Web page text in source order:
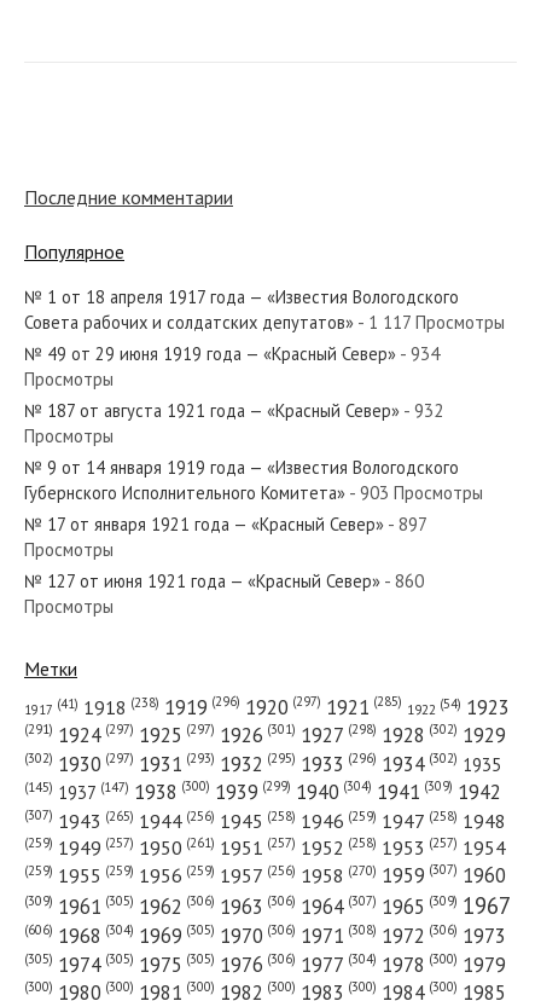
№ 293 от декабря 1942 года — «Красный Север»
№ 23 от февраля 1958 года — «Красный Север»
№ 304 от декабря 1972 года — «Красный Север»
№ 231 от октября 1928 года — «Красный Север»
№ 192 от сентября 1952 года — «Красный Север»
№ 246 от октября 1987 года — «Красный Север»
Последние комментарии
Популярное
№ 1 от 18 апреля 1917 года — «Известия Вологодского
Совета рабочих и солдатских депутатов» - 1 117 Просмотры
№ 49 от 29 июня 1919 года — «Красный Север» - 934
Просмотры
№ 187 от августа 1921 года — «Красный Север» - 932
Просмотры
№ 9 от 14 января 1919 года — «Известия Вологодского
Губернского Исполнительного Комитета» - 903 Просмотры
№ 17 от января 1921 года — «Красный Север» - 897
Просмотры
№ 127 от июня 1921 года — «Красный Север» - 860
Просмотры
Метки
1917 (41) 1918 (238) 1919 (296) 1920 (297) 1921 (285) 1922 (54) 1923
(291) 1924 (297) 1925 (297) 1926 (301) 1927 (298) 1928 (302) 1929
(302) 1930 (297) 1931 (293) 1932 (295) 1933 (296) 1934 (302) 1935
(145) 1937 (147) 1938 (300) 1939 (299) 1940 (304) 1941 (309) 1942
(307) 1943 (265) 1944 (256) 1945 (258) 1946 (259) 1947 (258) 1948
(259) 1949 (257) 1950 (261) 1951 (257) 1952 (258) 1953 (257) 1954
(259) 1955 (259) 1956 (259) 1957 (256) 1958 (270) 1959 (307) 1960
(309) 1961 (305) 1962 (306) 1963 (306) 1964 (307) 1965 (309) 1967
(606) 1968 (304) 1969 (305) 1970 (306) 1971 (308) 1972 (306) 1973
(305) 1974 (305) 1975 (305) 1976 (306) 1977 (304) 1978 (300) 1979
(300) 1980 (300) 1981 (300) 1982 (300) 1983 (300) 1984 (300) 1985